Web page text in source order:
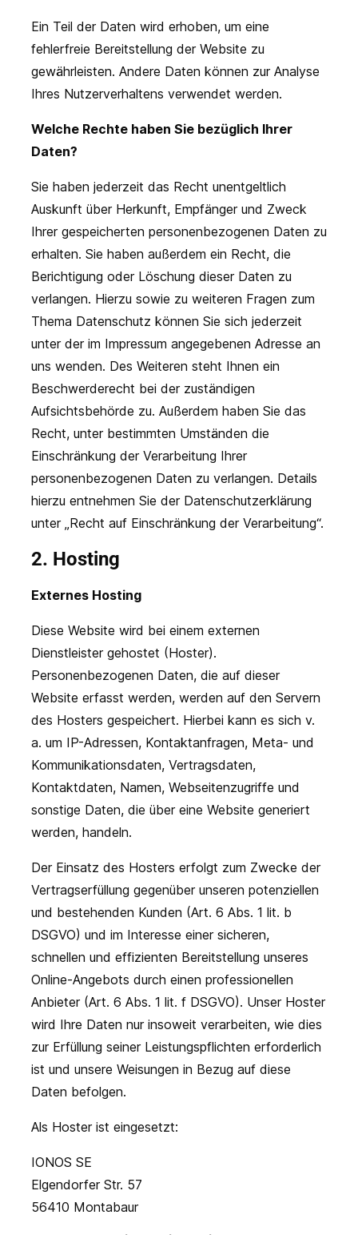
Ein Teil der Daten wird erhoben, um eine
fehlerfreie Bereitstellung der Website zu
gewährleisten. Andere Daten können zur Analyse
Ihres Nutzerverhaltens verwendet werden.
Welche Rechte haben Sie bezüglich Ihrer
Daten?
Sie haben jederzeit das Recht unentgeltlich
Auskunft über Herkunft, Empfänger und Zweck
Ihrer gespeicherten personenbezogenen Daten zu
erhalten. Sie haben außerdem ein Recht, die
Berichtigung oder Löschung dieser Daten zu
verlangen. Hierzu sowie zu weiteren Fragen zum
Thema Datenschutz können Sie sich jederzeit
unter der im Impressum angegebenen Adresse an
uns wenden. Des Weiteren steht Ihnen ein
Beschwerderecht bei der zuständigen
Aufsichtsbehörde zu. Außerdem haben Sie das
Recht, unter bestimmten Umständen die
Einschränkung der Verarbeitung Ihrer
personenbezogenen Daten zu verlangen. Details
hierzu entnehmen Sie der Datenschutzerklärung
unter „Recht auf Einschränkung der Verarbeitung“.
2. Hosting
Externes Hosting
Diese Website wird bei einem externen
Dienstleister gehostet (Hoster).
Personenbezogenen Daten, die auf dieser
Website erfasst werden, werden auf den Servern
des Hosters gespeichert. Hierbei kann es sich v.
a. um IP-Adressen, Kontaktanfragen, Meta- und
Kommunikationsdaten, Vertragsdaten,
Kontaktdaten, Namen, Webseitenzugriffe und
sonstige Daten, die über eine Website generiert
werden, handeln.
Der Einsatz des Hosters erfolgt zum Zwecke der
Vertragserfüllung gegenüber unseren potenziellen
und bestehenden Kunden (Art. 6 Abs. 1 lit. b
DSGVO) und im Interesse einer sicheren,
schnellen und effizienten Bereitstellung unseres
Online-Angebots durch einen professionellen
Anbieter (Art. 6 Abs. 1 lit. f DSGVO). Unser Hoster
wird Ihre Daten nur insoweit verarbeiten, wie dies
zur Erfüllung seiner Leistungspflichten erforderlich
ist und unsere Weisungen in Bezug auf diese
Daten befolgen.
Als Hoster ist eingesetzt:
IONOS SE
Elgendorfer Str. 57
56410 Montabaur